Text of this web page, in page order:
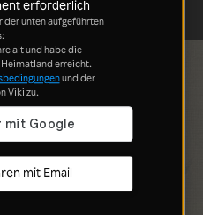
erforderlich
der unten aufgeführten
alt und habe die
erreicht.
und der
Viki zu.
mit Email